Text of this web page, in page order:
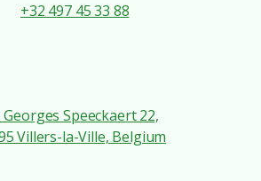
+32 497 45 33 88
Georges Speeckaert 22,
Villers-la-Ville, Belgium